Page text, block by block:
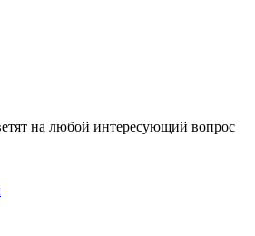
на любой интересующий вопрос